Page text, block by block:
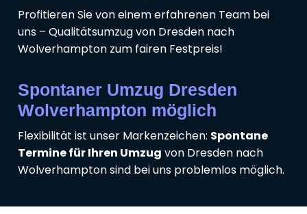
Profitieren Sie von einem erfahrenen Team bei
uns – Qualitätsumzug von Dresden nach
Wolverhampton zum fairen Festpreis!
Spontaner Umzug Dresden
Wolverhampton möglich
Flexibilität ist unser Markenzeichen: Spontane
Termine für Ihren Umzug von Dresden nach
Wolverhampton sind bei uns problemlos möglich.